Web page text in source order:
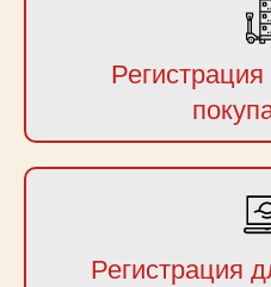
Регистрация